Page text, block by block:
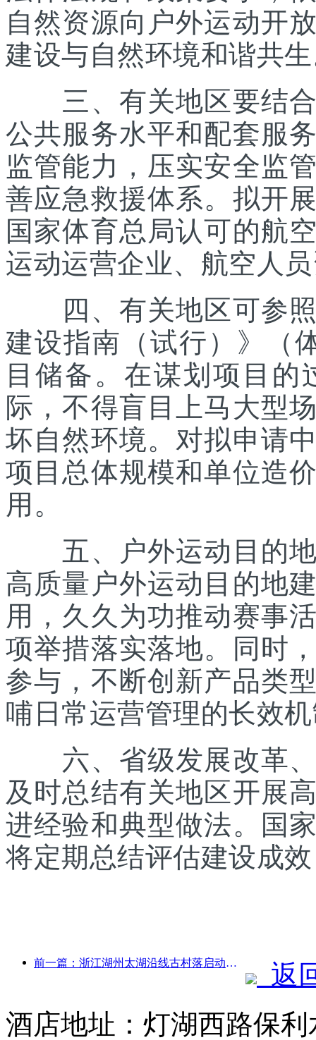
自然资源向户外运动开
建设与自然环境和谐共
三、有关地区要结合
公共服务水平和配套服
监管能力，压实安全监
善应急救援体系。拟开
国家体育总局认可的航
运动运营企业、航空人
四、有关地区可参照
建设指南（试行）》（
目储备。在谋划项目
际，不得盲目上马大型
坏自然环境。对拟申请
项目总体规模和单位造
用。
五、户外运动目的地
高质量户外运动目的地
用，久久为功推动赛事
项举措落实落地。同时
参与，不断创新产品类
哺日常运营管理的长效
六、省级发展改革、
及时总结有关地区开展
进经验和典型做法。国
将定期总结评估建设成
前一篇：浙江湖州太湖沿线古村落启动改造提升，投资近10亿元
返
酒店地址：灯湖西路保